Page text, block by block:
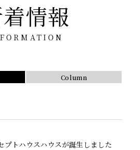
情報
Column
プトハウスハウスが誕生しました